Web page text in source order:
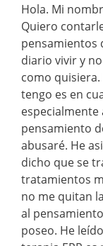
Hola. Mi
Quiero
pensamientos
diario vivir y
como
tengo es en
especialmente
pensamiento
abusaré. He
dicho que se
tratamientos
no me quitan
al
poseo. He